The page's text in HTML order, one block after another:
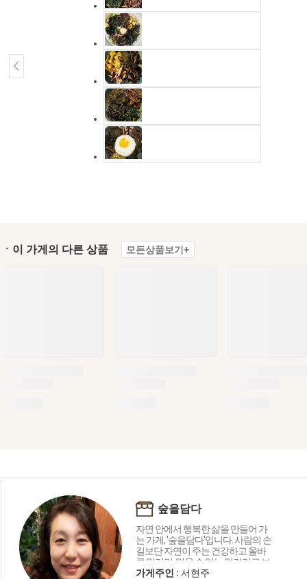
ㆍ이 가게의 다른 상품 모든상품보기+
숲을담다
자연 안에서 행복한 삶을 만들어 가
는 가게, '숲을담다'입니다. 사람의 손
길보단 자연이 주는 건강하고 올바
른 먹거리, 믿을 수 있는 먹거리로 보
답하겠습니다.
가게주인 : 서현주